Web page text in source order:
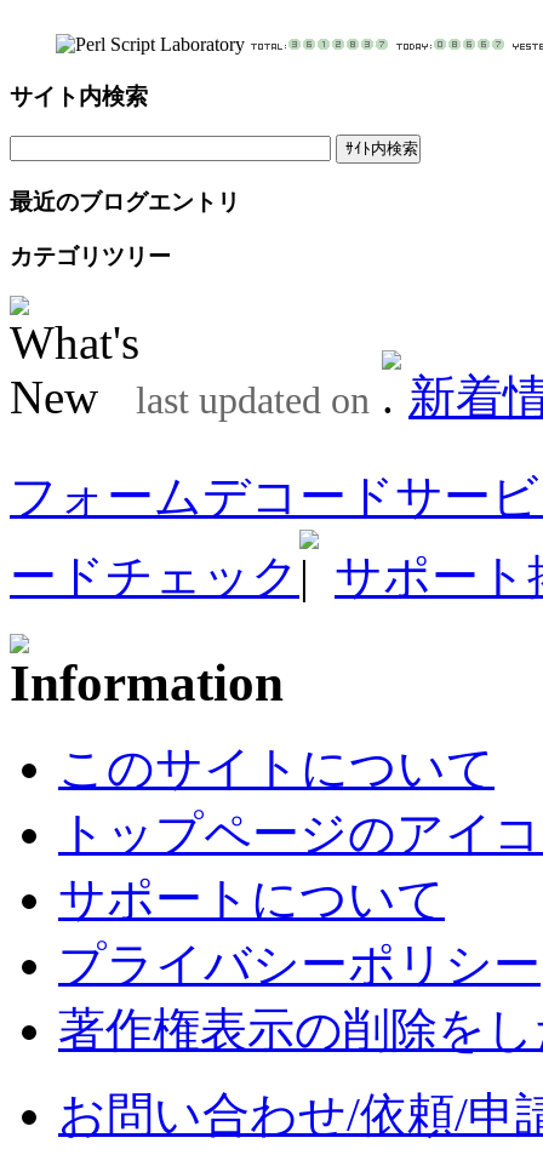
サイト内検索
最近のブログエントリ
カテゴリツリー
last updated on
新着
フォームデコードサー
ードチェック
サポート
このサイトについて
トップページのアイ
サポートについて
プライバシーポリシー
著作権表示の削除を
お問い合わせ/依頼/申